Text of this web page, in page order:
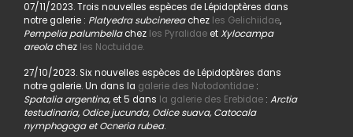
07/11/2023. Trois nouvelles espèces de Lépidoptères dans
notre galerie : Platyedra subcinereachez les Gelichiidae,
Pempelia palumbellachez les PyralidaeetXylocampa
areolachez les Noctuidae.
27/10/2023. Six nouvelles espèces de Lépidoptères dans
notre galerie. Un dans la galerie des Notodontidae:
Spatalia argentina, et 5 dans la galerie des Erebidae: Arctia
testudinaria, Odice jucunda, Odice suava, Catocala
nymphogoga et Ocneria rubea.